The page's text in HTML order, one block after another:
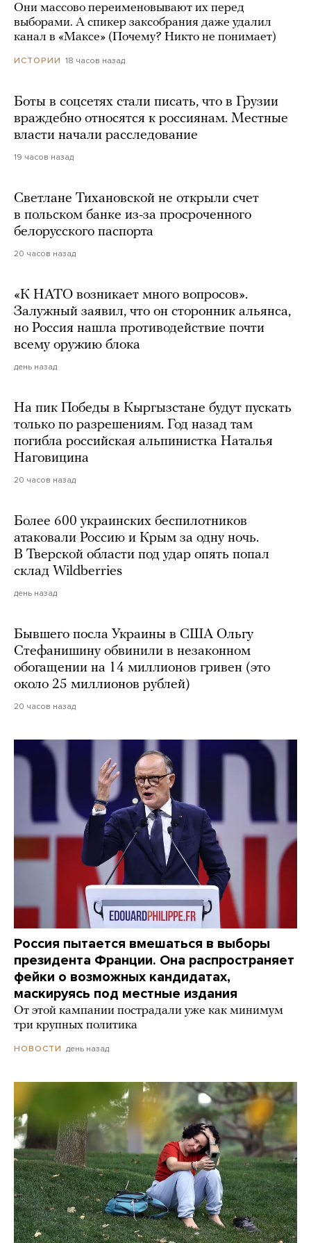
Они массово переименовывают их перед
выборами. А спикер заксобрания даже удалил
канал в «Максе» (Почему? Никто не понимает)
ИСТОРИИ 18 часов назад
Боты в соцсетях стали писать, что в Грузии
враждебно относятся к россиянам. Местные
власти начали расследование
19 часов назад
Светлане Тихановской не открыли счет
в польском банке из-за просроченного
белорусского паспорта
20 часов назад
«К НАТО возникает много вопросов».
Залужный заявил, что он сторонник альянса,
но Россия нашла противодействие почти
всему оружию блока
день назад
На пик Победы в Кыргызстане будут пускать
только по разрешениям. Год назад там
погибла российская альпинистка Наталья
Наговицина
20 часов назад
Более 600 украинских беспилотников
атаковали Россию и Крым за одну ночь.
В Тверской области под удар опять попал
склад Wildberries
день назад
Бывшего посла Украины в США Ольгу
Стефанишину обвинили в незаконном
обогащении на 14 миллионов гривен (это
около 25 миллионов рублей)
20 часов назад
Россия пытается вмешаться в выборы
президента Франции. Она распространяет
фейки о возможных кандидатах,
маскируясь под местные издания
От этой кампании пострадали уже как минимум
три крупных политика
НОВОСТИ день назад